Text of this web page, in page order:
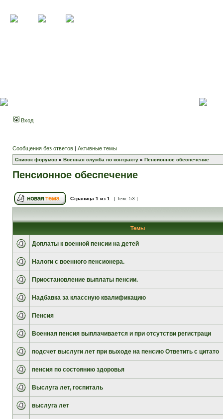
Вход
Сообщения без ответов | Активные темы
Список форумов » Военная служба по контракту » Пенсионное обеспечение
Пенсионное обеспечение
Страница 1 из 1 [ Тем: 53 ]
Темы
Доплаты к военной пенсии на детей
Налоги с военного пенсионера.
Приостановление выплаты пенсии.
Надбавка за классную квалификацию
Пенсия
Военная пенсия выплачивается и при отсутстви регистраци
подсчет выслуги лет при выходе на пенсию Ответить с цитато
пенсия по состоянию здоровья
Выслуга лет, госпиталь
выслуга лет